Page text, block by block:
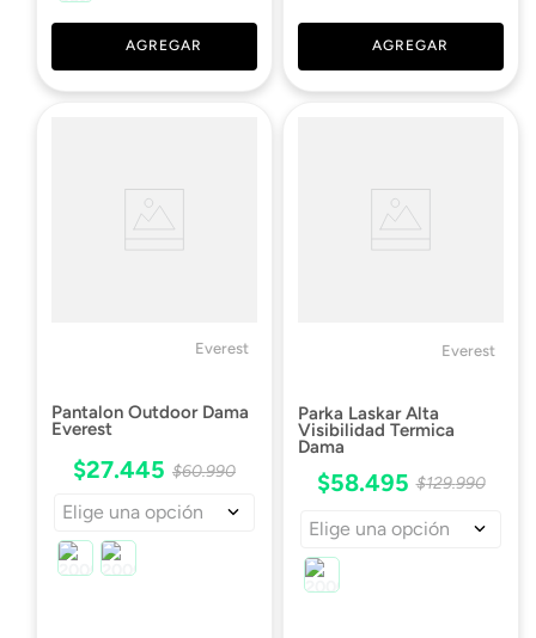
AGREGAR AGREGAR
Everest
Pantalon Outdoor Dama
Everest
$27.445 $60.990
Elige una opción
Everest
Parka Laskar Alta
Visibilidad Termica
Dama
$58.495 $129.990
Elige una opción